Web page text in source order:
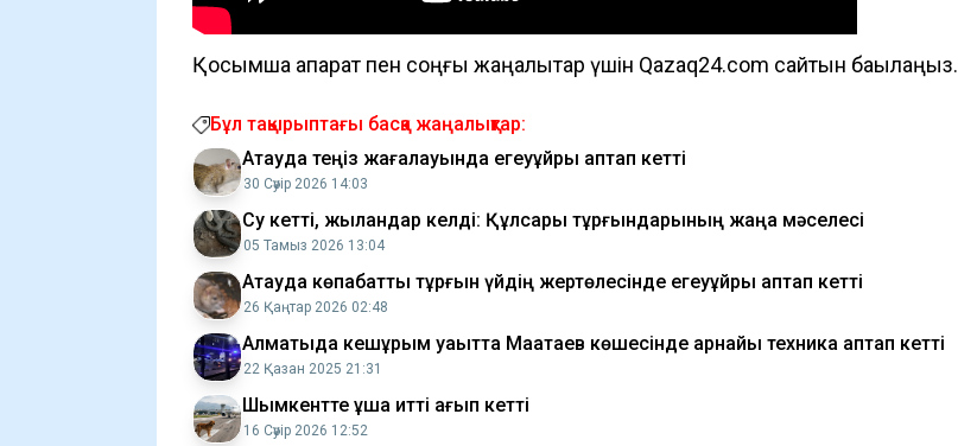
Қосымша ақпарат пен соңғы жаңалықтар үшін Qazaq24.com сайтын бақылаңыз.
Бұл тақырыптағы басқа жаңалықтар:
Ақтауда теңіз жағалауында егеуқұйрық қаптап кетті
30 Сәуір 2026 14:03
Су кетті, жыландар келді: Құлсары тұрғындарының жаңа мәселесі
05 Тамыз 2026 13:04
Ақтауда көпқабатты тұрғын үйдің жертөлесінде егеуқұйрық қаптап кетті
26 Қаңтар 2026 02:48
Алматыда кешқұрым уақытта Мақатаев көшесінде арнайы техника қаптап кетті
22 Қазан 2025 21:31
Шымкентте ұшақ итті қағып кетті
16 Сәуір 2026 12:52